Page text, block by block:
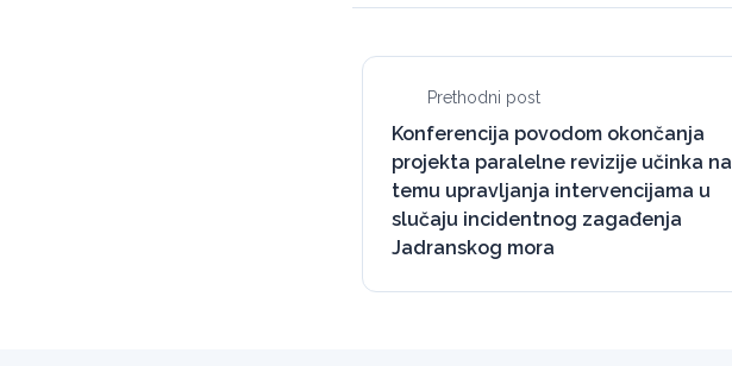
Prethodni post
Konferencija povodom okončanja
projekta paralelne revizije učinka na
temu upravljanja intervencijama u
slučaju incidentnog zagađenja
Jadranskog mora